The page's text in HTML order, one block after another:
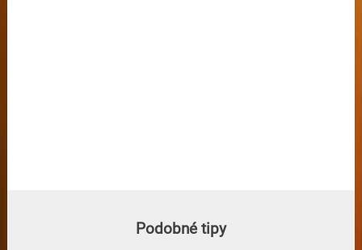
Podobné tipy